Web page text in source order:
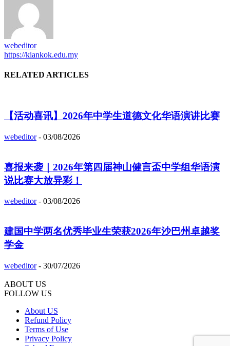
webeditor
https://kiankok.edu.my
RELATED ARTICLES
【活动喜讯】2026年中学生道德文化华语演讲比赛
webeditor - 03/08/2026
喜报来袭｜2026年第四届神山健言盃中学组华语演
说比赛大放异彩！
webeditor - 03/08/2026
建国中学两名优秀毕业生荣获2026年沙巴州卓越奖
学金
webeditor - 30/07/2026
ABOUT US
FOLLOW US
About US
Refund Policy
Terms of Use
Privacy Policy